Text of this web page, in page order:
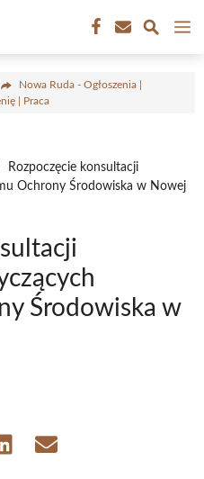
Nowa Ruda - Ogłoszenia |
| Praca
Rozpoczęcie konsultacji
Ochrony Środowiska w Nowej
Środowiska w
Share Share